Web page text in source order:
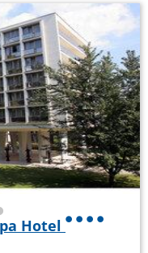
Hotel